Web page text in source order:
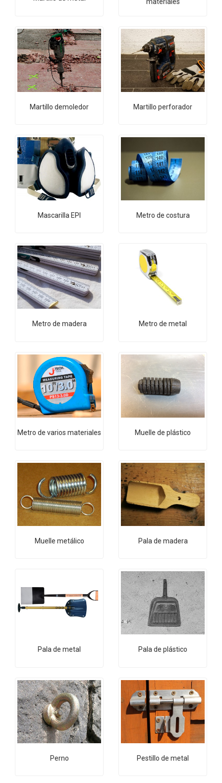
Martillo demoledor Martillo perforador
Mascarilla EPI Metro de costura
Metro de madera Metro de metal
Metro de varios materiales Muelle de plástico
Muelle metálico Pala de madera
Pala de metal Pala de plástico
Perno Pestillo de metal